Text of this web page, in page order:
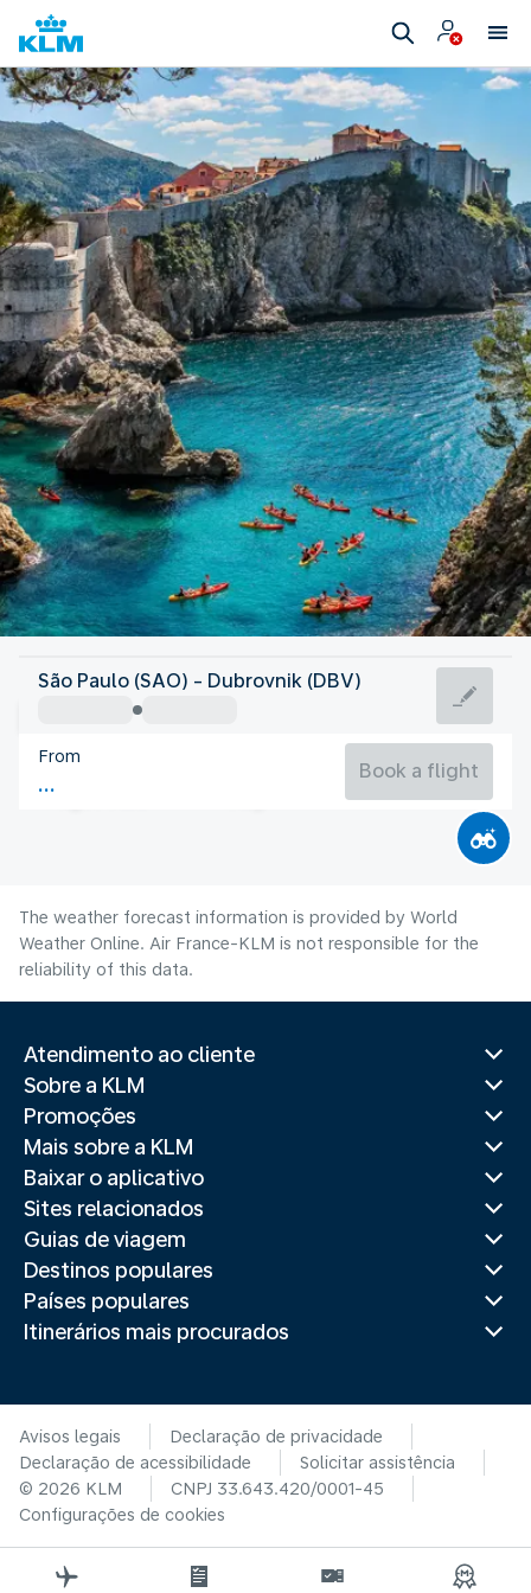
Croatia
Dubrovnik
Croatia
Flight time
São Paulo (SAO) - Dubrovnik (DBV)
From
Book a flight
The weather forecast information is provided by World
Weather Online. Air France-KLM is not responsible for the
reliability of this data.
Atendimento ao cliente
Sobre a KLM
Promoções
Mais sobre a KLM
Baixar o aplicativo
Sites relacionados
Guias de viagem
Destinos populares
Países populares
Itinerários mais procurados
Avisos legais
Declaração de privacidade
Declaração de acessibilidade
Solicitar assistência
© 2026 KLM
CNPJ 33.643.420/0001-45
Configurações de cookies